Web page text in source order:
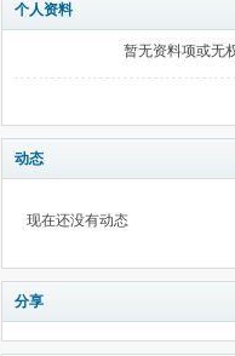
个人资料
暂无资料项或无
动态
现在还没有动态
分享